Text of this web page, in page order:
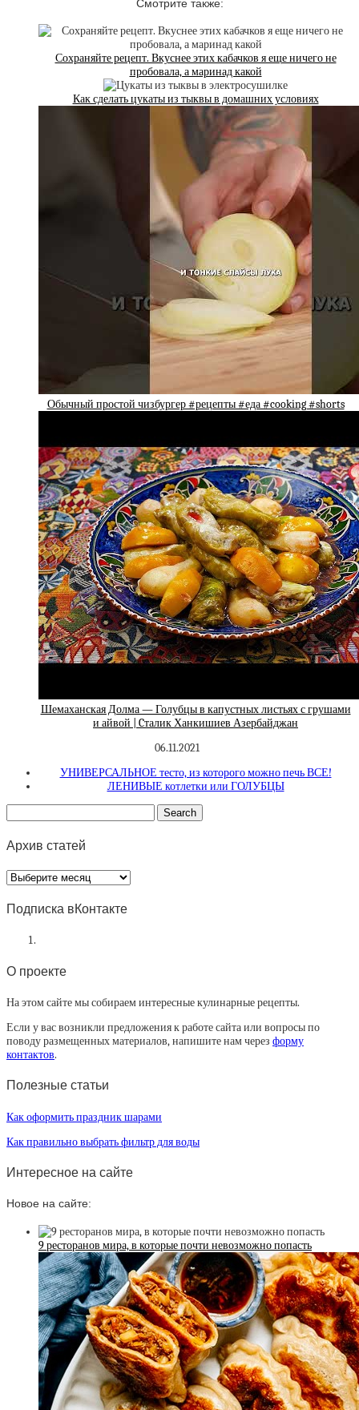
Смотрите также:
Сохраняйте рецепт. Вкуснее этих кабачков я еще ничего не
пробовала, а маринад какой
Как сделать цукаты из тыквы в домашних условиях
Обычный простой чизбургер #рецепты #еда #cooking #shorts
Шемаханская Долма — Голубцы в капустных листьях с грушами
и айвой | Cталик Ханкишиев Азербайджан
06.11.2021
УНИВЕРСАЛЬНОЕ тесто, из которого можно печь ВСЕ!
ЛЕНИВЫЕ котлетки или ГОЛУБЦЫ
Архив статей
Архив
статей
Подписка вКонтакте
О проекте
На этом сайте мы собираем интересные кулинарные рецепты.
Если у вас возникли предложения к работе сайта или вопросы по
поводу размещенных материалов, напишите нам через форму
контактов.
Полезные статьи
Как оформить праздник шарами
Как правильно выбрать фильтр для воды
Интересное на сайте
Новое на сайте:
9 ресторанов мира, в которые почти невозможно попасть